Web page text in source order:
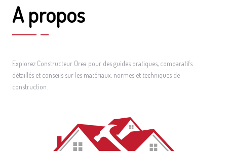
A propos
Explorez Constructeur Orea pour des guides pratiques, comparatifs
détaillés et conseils sur les matériaux, normes et techniques de
construction.